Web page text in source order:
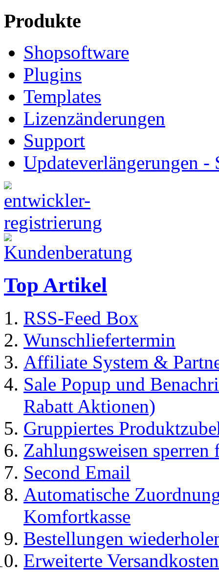
Produkte
Shopsoftware
Plugins
Templates
Lizenzänderungen
Support
Updateverlängerungen -
Top Artikel
RSS-Feed Box
Wunschliefertermin
Affiliate System &
Sale Popup und
Rabatt Aktionen)
Gruppiertes
Zahlungsweisen
Second Email
Automatische
Komfortkasse
Bestellungen
Erweiterte Versandkosten